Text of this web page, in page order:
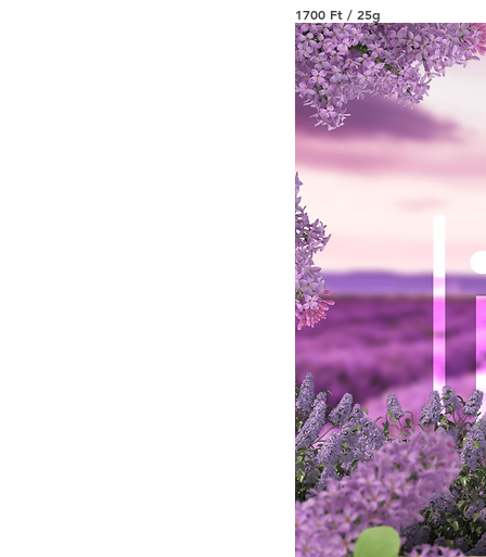
1700 Ft / 25g
1
7
0
0
F
t
2
5
g
r
a
m
m